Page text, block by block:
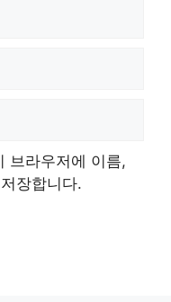
브라우저에 이름,
장합니다.